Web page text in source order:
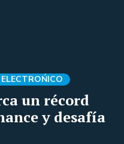
un récord
y desafía